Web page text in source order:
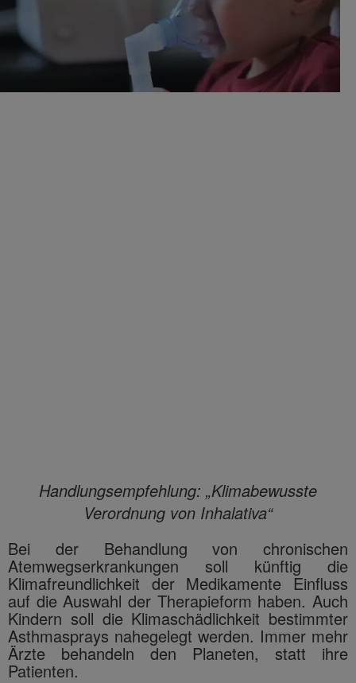
Handlungsempfehlung: „Klimabewusste
Verordnung von Inhalativa“
Bei der Behandlung von chronischen
Atemwegserkrankungen soll künftig die
Klimafreundlichkeit der Medikamente Einfluss
auf die Auswahl der Therapieform haben. Auch
Kindern soll die Klimaschädlichkeit bestimmter
Asthmasprays nahegelegt werden. Immer mehr
Ärzte behandeln den Planeten, statt ihre
Patienten.